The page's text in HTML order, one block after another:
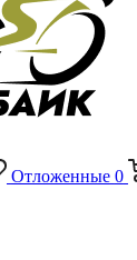
Отложенные 0